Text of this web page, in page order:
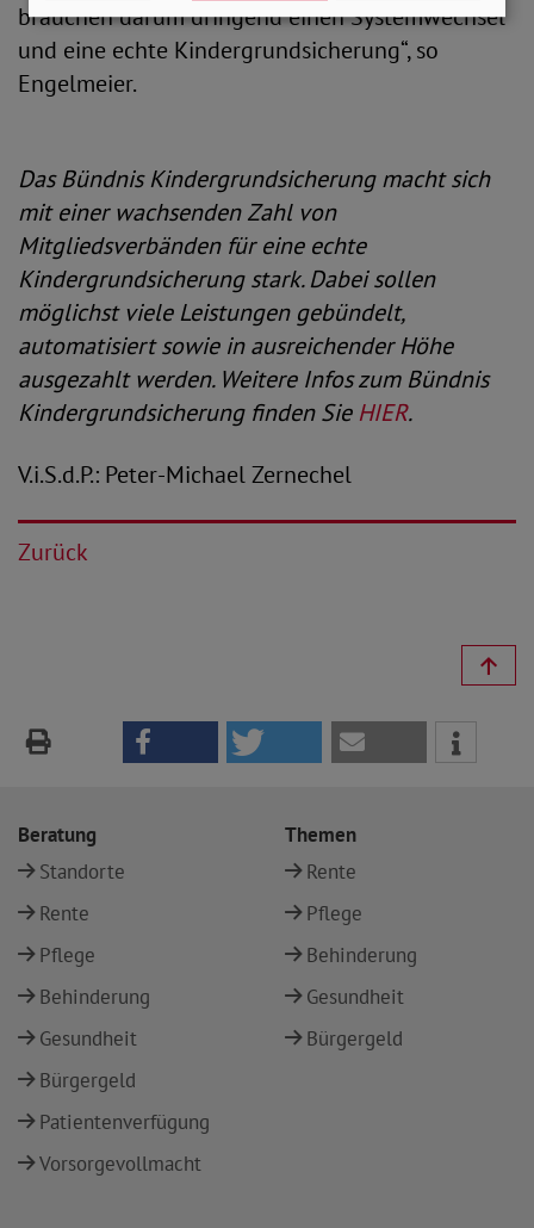
brauchen darum dringend einen Systemwechsel
und eine echte Kindergrundsicherung“, so
Engelmeier.
Das Bündnis Kindergrundsicherung macht sich
mit einer wachsenden Zahl von
Mitgliedsverbänden für eine echte
Kindergrundsicherung stark. Dabei sollen
möglichst viele Leistungen gebündelt,
automatisiert sowie in ausreichender Höhe
ausgezahlt werden. Weitere Infos zum Bündnis
Kindergrundsicherung finden Sie HIER.
V.i.S.d.P.: Peter-Michael Zernechel
Zurück
Beratung
Standorte
Rente
Pflege
Behinderung
Gesundheit
Bürgergeld
Patientenverfügung
Vorsorgevollmacht
Themen
Rente
Pflege
Behinderung
Gesundheit
Bürgergeld